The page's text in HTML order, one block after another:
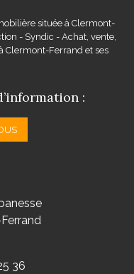
située à Clermont-
- Syndic - Achat, vente,
Clermont-Ferrand et ses
:
36